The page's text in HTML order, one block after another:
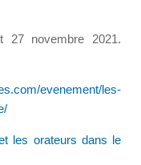
novembre 2021.
evenement/les-
les orateurs dans le